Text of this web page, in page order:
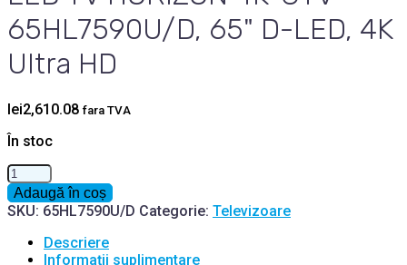
65HL7590U/D, 65" D-LED, 4K
Ultra HD
lei2,610.08 fara TVA
În stoc
Cantitate
LED
TV
GTV
Adaugă în coș
SKU: 65HL7590U/D Categorie: Televizoare
Descriere
Informații suplimentare